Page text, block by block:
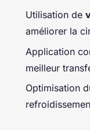
Utilisation de
améliorer la
Application
meilleur
Optimisation